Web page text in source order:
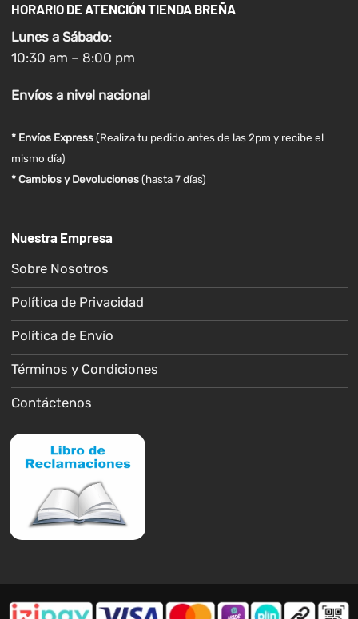
HORARIO DE ATENCIÓN TIENDA BREÑA
Lunes a Sábado:
10:30 am – 8:00 pm
Envíosa nivel nacional
* Envíos Express(Realiza tu pedido antes de las 2pm y recibe el
mismo día)
* Cambios y Devoluciones (hasta 7 días)
Nuestra Empresa
Sobre Nosotros
Política de Privacidad
Política de Envío
Términos y Condiciones
Contáctenos